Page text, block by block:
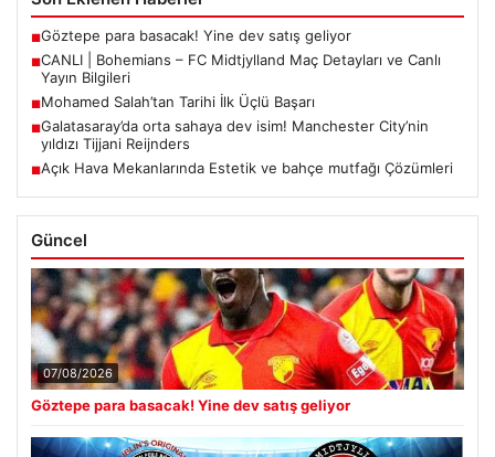
■Göztepe para basacak! Yine dev satış geliyor
■CANLI | Bohemians – FC Midtjylland Maç Detayları ve Canlı
Yayın Bilgileri
■Mohamed Salah’tan Tarihi İlk Üçlü Başarı
■Galatasaray’da orta sahaya dev isim! Manchester City’nin
yıldızı Tijjani Reijnders
■Açık Hava Mekanlarında Estetik ve bahçe mutfağı Çözümleri
Güncel
07/08/2026
Göztepe para basacak! Yine dev satış geliyor